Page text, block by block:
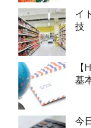
イ
技
【
基
今